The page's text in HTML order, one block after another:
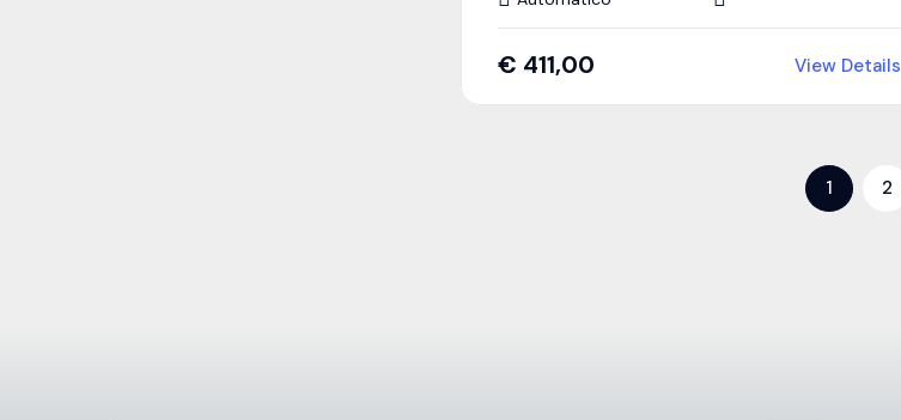
€ 411,00 View Details
1 2